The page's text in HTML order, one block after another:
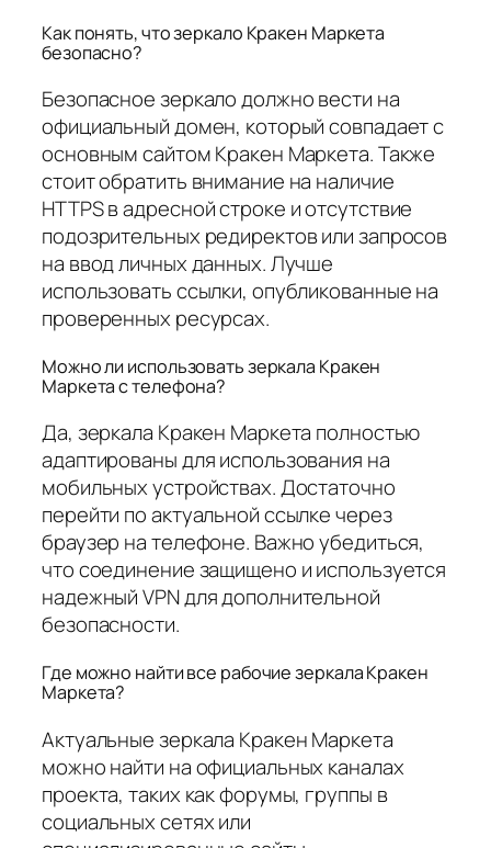
Как понять, что зеркало Кракен Маркета
безопасно?
Безопасное зеркало должно вести на
официальный домен, который совпадает с
основным сайтом Кракен Маркета. Также
стоит обратить внимание на наличие
HTTPS в адресной строке и отсутствие
подозрительных редиректов или запросов
на ввод личных данных. Лучше
использовать ссылки, опубликованные на
проверенных ресурсах.
Можно ли использовать зеркала Кракен
Маркета с телефона?
Да, зеркала Кракен Маркета полностью
адаптированы для использования на
мобильных устройствах. Достаточно
перейти по актуальной ссылке через
браузер на телефоне. Важно убедиться,
что соединение защищено и используется
надежный VPN для дополнительной
безопасности.
Где можно найти все рабочие зеркала Кракен
Маркета?
Актуальные зеркала Кракен Маркета
можно найти на официальных каналах
проекта, таких как форумы, группы в
социальных сетях или